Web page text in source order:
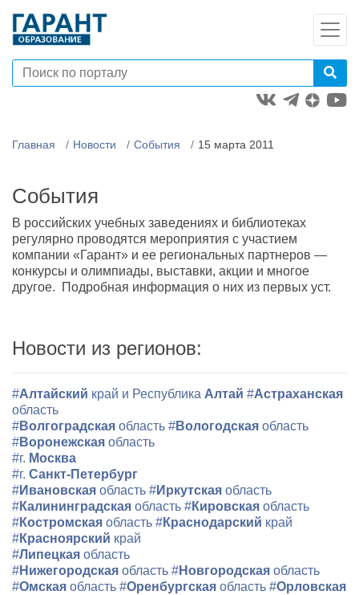
Главная Новости События 15 марта 2011
События
В российских учебных заведениях и библиотеках
регулярно проводятся мероприятия с участием
компании «Гарант» и ее региональных партнеров —
конкурсы и олимпиады, выставки, акции и многое
другое. Подробная информация о них из первых уст.
Новости из регионов:
#Алтайский край и Республика Алтай #Астраханская
область
#Волгоградская область #Вологодская область
#Воронежская область
#г. Москва
#г. Санкт-Петербург
#Ивановская область #Иркутская область
#Калининградская область #Кировская область
#Костромская область #Краснодарский край
#Красноярский край
#Липецкая область
#Нижегородская область #Новгородская область
#Омская область #Оренбургская область #Орловская